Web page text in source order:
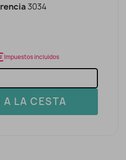
3034
Impuestos incluidos
A LA CESTA